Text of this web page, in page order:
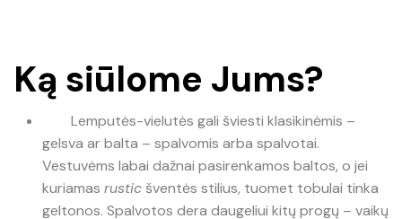
Ką siūlome Jums?
Lemputės-vielutės gali šviesti klasikinėmis –
gelsva ar balta – spalvomis arba spalvotai.
Vestuvėms labai dažnai pasirenkamos baltos, o jei
kuriamas rustic šventės stilius, tuomet tobulai tinka
geltonos. Spalvotos dera daugeliui kitų progų – vaikų